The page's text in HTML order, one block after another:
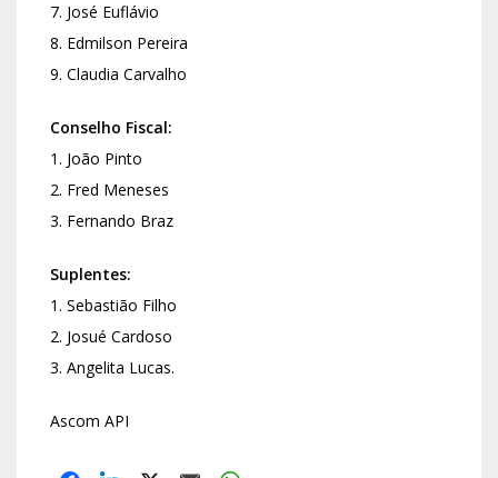
7. José Euflávio
8. Edmilson Pereira
9. Claudia Carvalho
Conselho Fiscal:
1. João Pinto
2. Fred Meneses
3. Fernando Braz
Suplentes:
1. Sebastião Filho
2. Josué Cardoso
3. Angelita Lucas.
Ascom API